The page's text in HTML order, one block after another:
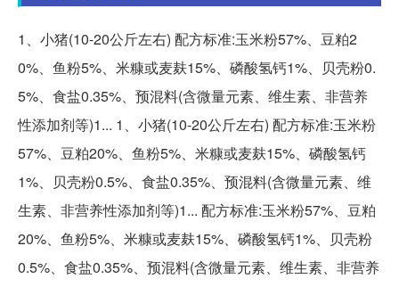
1、小猪(10-20公斤左右) 配方标准:玉米粉57%、豆粕2
0%、鱼粉5%、米糠或麦麸15%、磷酸氢钙1%、贝壳粉0.
5%、食盐0.35%、预混料(含微量元素、维生素、非营养
性添加剂等)1... 1、小猪(10-20公斤左右) 配方标准:玉米粉
57%、豆粕20%、鱼粉5%、米糠或麦麸15%、磷酸氢钙
1%、贝壳粉0.5%、食盐0.35%、预混料(含微量元素、维
生素、非营养性添加剂等)1... 配方标准:玉米粉57%、豆粕
20%、鱼粉5%、米糠或麦麸15%、磷酸氢钙1%、贝壳粉
0.5%、食盐0.35%、预混料(含微量元素、维生素、非营养